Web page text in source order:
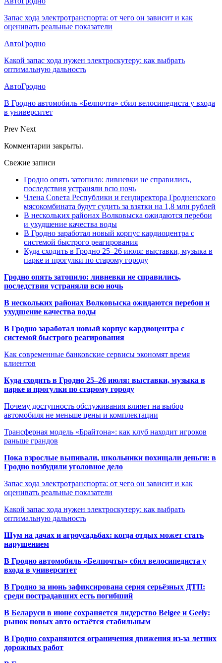
Запас хода электротранспорта: от чего он зависит и как
оценивать реальные показатели
АвтоГродно
Какой запас хода нужен электроскутеру: как выбрать
оптимальную дальность
АвтоГродно
В Гродно автомобиль «Белпочта» сбил велосипедиста у входа
в университет
Prev Next
Комментарии закрыты.
Свежие записи
Гродно опять затопило: ливневки не справились,
последствия устраняли всю ночь
Члена Совета Республики и гендиректора Гродненского
мясокомбината будут судить за взятки на 1,8 млн рублей
В нескольких районах Волковыска ожидаются перебои
и ухудшение качества воды
В Гродно заработал новый корпус кардиоцентра с
системой быстрого реагирования
Куда сходить в Гродно 25–26 июля: выставки, музыка в
парке и прогулки по старому городу
Гродно опять затопило: ливневки не справились,
последствия устраняли всю ночь
В нескольких районах Волковыска ожидаются перебои и
ухудшение качества воды
В Гродно заработал новый корпус кардиоцентра с
системой быстрого реагирования
Как современные банковские сервисы экономят время
клиентов
Куда сходить в Гродно 25–26 июля: выставки, музыка в
парке и прогулки по старому городу
Почему доступность обслуживания влияет на выбор
автомобиля не меньше цены и комплектации
Трансферная модель «Брайтона»: как клуб находит игроков
раньше грандов
Пока взрослые выпивали, школьники похищали деньги: в
Гродно возбудили уголовное дело
Запас хода электротранспорта: от чего он зависит и как
оценивать реальные показатели
Какой запас хода нужен электроскутеру: как выбрать
оптимальную дальность
Шум на дачах и агроусадьбах: когда отдых может стать
нарушением
В Гродно автомобиль «Белпочты» сбил велосипедиста у
входа в университет
В Гродно за июнь зафиксирована серия серьёзных ДТП:
среди пострадавших есть погибший
В Беларуси в июне сохраняется лидерство Belgee и Geely:
рынок новых авто остаётся стабильным
В Гродно сохраняются ограничения движения из-за летних
дорожных работ